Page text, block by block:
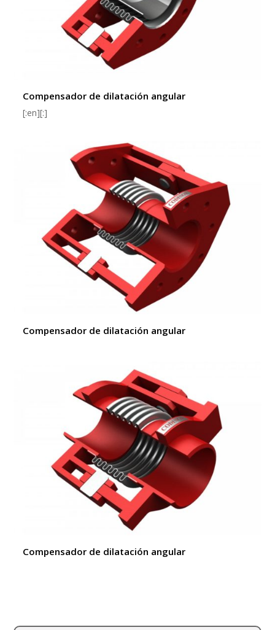
Compensador de dilatación angular
[:en][:]
Compensador de dilatación angular
Compensador de dilatación angular